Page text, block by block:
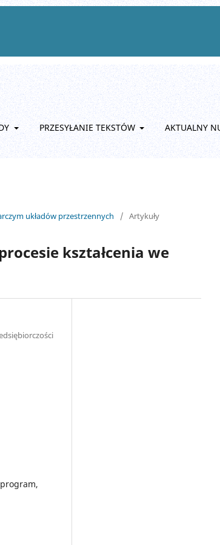
PRZESYŁANIE TEKSTÓW AKTUALNY
układów przestrzennych
/ Artykuły
kształcenia we